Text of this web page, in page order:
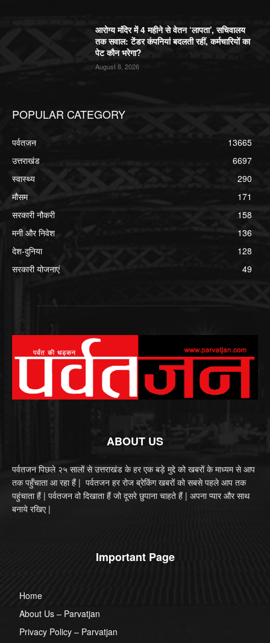
आरोग्य मंदिर में 4 महीने से वेतन ‘लापता’, सचिवालय
तक सवाल: टेंडर कंपनियां बदलती रहीं, कर्मचारियों का
पेट कौन भरेगा?
August 8, 2026
POPULAR CATEGORY
पर्वतजन
13665
उत्तराखंड
6697
स्वास्थ्य
290
मौसम
171
सरकारी नौकरी
158
मनी और निवेश
136
देश-दुनिया
128
सरकारी योजनाएं
49
ABOUT US
पर्वतजन पिछले २५ सालों से उत्तराखंड के हर एक बड़े मुद्दे को खबरों के माध्यम से आप
तक पहुँचाता आ रहा हैं | पर्वतजन हर रोज ब्रेकिंग खबरों को सबसे पहले आप तक
पहुंचाता हैं | पर्वतजन वो दिखाता हैं जो दूसरे छुपाना चाहते हैं | अपना प्यार और साथ
बनाये रखिए |
Important Page
Home
About Us – Parvatjan
Privacy Policy – Parvatjan